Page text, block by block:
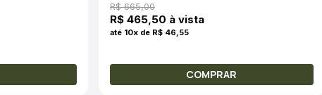
R$ 665,00
R$ 465,50 à vista
até 10x de R$ 46,55
COMPRAR